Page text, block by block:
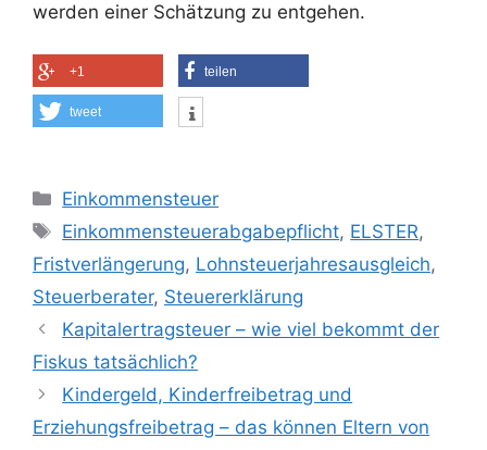
werden einer Schätzung zu entgehen.
+1 teilen
tweet
Kategorien
Einkommensteuer
Schlagwörter
Einkommensteuerabgabepflicht, ELSTER,
Fristverlängerung, Lohnsteuerjahresausgleich,
Steuerberater, Steuererklärung
Kapitalertragsteuer – wie viel bekommt der
Fiskus tatsächlich?
Kindergeld, Kinderfreibetrag und
Erziehungsfreibetrag – das können Eltern von